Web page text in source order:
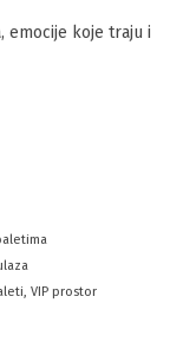
emocije koje traju i
VIP prostor